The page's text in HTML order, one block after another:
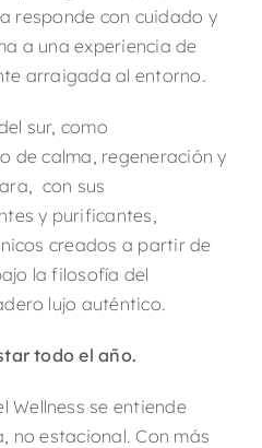
responde con cuidado y
a una experiencia de
arraigada al entorno.
sur, como
de calma, regeneración y
con sus
y purificantes,
creados a partir de
la filosofía del
lujo auténtico.
todo el año.
Wellness se entiende
no estacional. Con más